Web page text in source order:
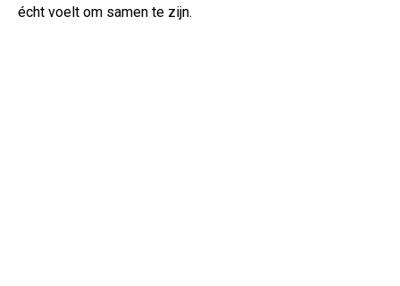
écht voelt om samen te zijn.